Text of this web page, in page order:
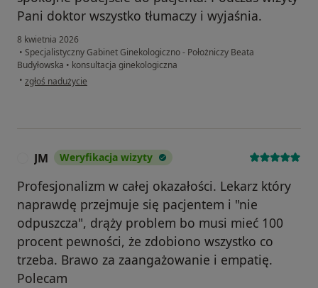
Pani doktor wszystko tłumaczy i wyjaśnia.
8 kwietnia 2026
• Specjalistyczny Gabinet Ginekologiczno - Położniczy Beata
Budyłowska • konsultacja ginekologiczna
• w opinii użytkownika Asia
zgłoś nadużycie
JM Weryfikacja wizyty
Profesjonalizm w całej okazałości. Lekarz który
naprawdę przejmuje się pacjentem i "nie
odpuszcza", drąży problem bo musi mieć 100
procent pewności, że zdobiono wszystko co
trzeba. Brawo za zaangażowanie i empatię.
Polecam